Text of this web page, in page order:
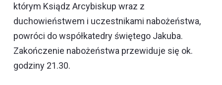
którym Ksiądz Arcybiskup wraz z
duchowieństwem i uczestnikami nabożeństwa,
powróci do współkatedry świętego Jakuba.
Zakończenie nabożeństwa przewiduje się ok.
godziny 21.30.